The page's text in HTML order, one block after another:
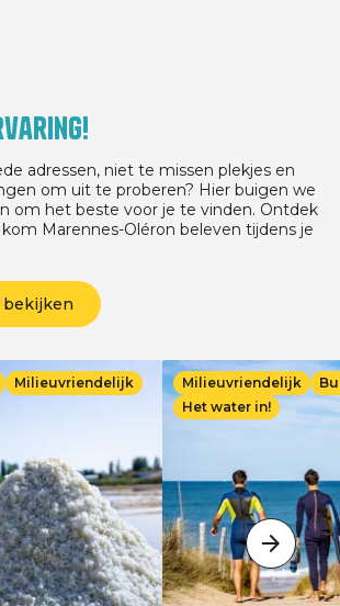
verblijf van ten
05/05/2026 en
adressen, niet te missen plekjes en
om uit te proberen? Hier buigen we
om het beste voor je te vinden. Ontdek
Marennes-Oléron beleven tijdens je
bekijken
Milieuvriendelijk Milieuvriendelijk
Het water in!
Afbeelding